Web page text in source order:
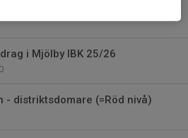
i Mjölby IBK 25/26
0
- distriktsdomare (=Röd nivå)